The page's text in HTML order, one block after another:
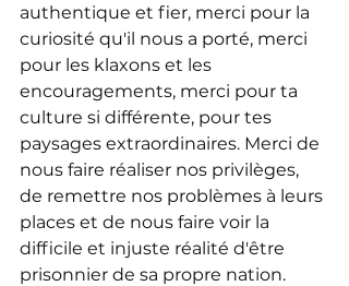
authentique et fier, merci pour la
curiosité qu'il nous a porté, merci
pour les klaxons et les
encouragements, merci pour ta
culture si différente, pour tes
paysages extraordinaires. Merci de
nous faire réaliser nos privilèges,
de remettre nos problèmes à leurs
places et de nous faire voir la
difficile et injuste réalité d'être
prisonnier de sa propre nation.